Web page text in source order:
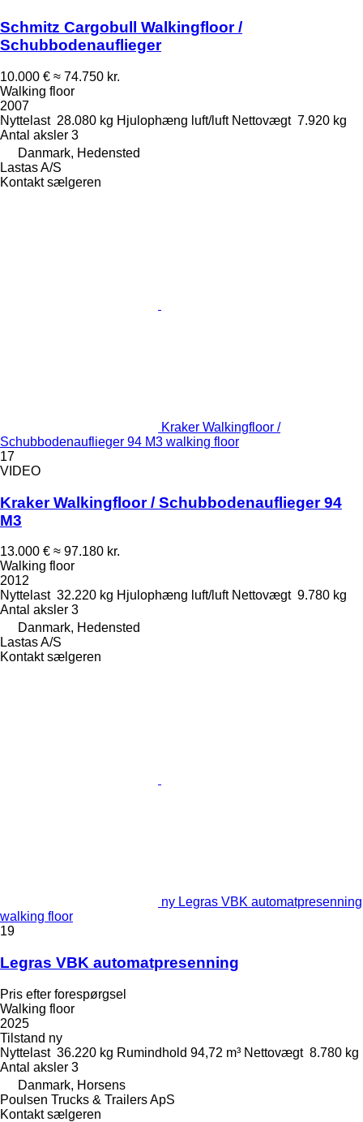
Schmitz Cargobull Walkingfloor /
Schubbodenauflieger
10.000 € ≈ 74.750 kr.
Walking floor
2007
Nyttelast 28.080 kg Hjulophæng luft/luft Nettovægt 7.920 kg
Antal aksler 3
Danmark, Hedensted
Lastas A/S
Kontakt sælgeren
Kraker Walkingfloor /
Schubbodenauflieger 94 M3 walking floor
17
VIDEO
Kraker Walkingfloor / Schubbodenauflieger 94
M3
13.000 € ≈ 97.180 kr.
Walking floor
2012
Nyttelast 32.220 kg Hjulophæng luft/luft Nettovægt 9.780 kg
Antal aksler 3
Danmark, Hedensted
Lastas A/S
Kontakt sælgeren
ny Legras VBK automatpresenning
walking floor
19
Legras VBK automatpresenning
Pris efter forespørgsel
Walking floor
2025
Tilstand ny
Nyttelast 36.220 kg Rumindhold 94,72 m³ Nettovægt 8.780 kg
Antal aksler 3
Danmark, Horsens
Poulsen Trucks & Trailers ApS
Kontakt sælgeren